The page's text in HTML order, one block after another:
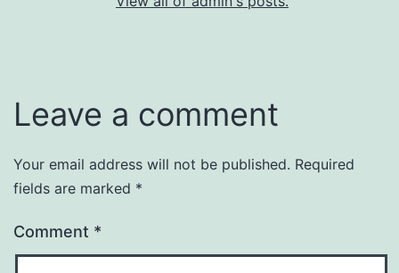
Leave a comment
Your email address will not be published. Required
fields are marked *
Comment *